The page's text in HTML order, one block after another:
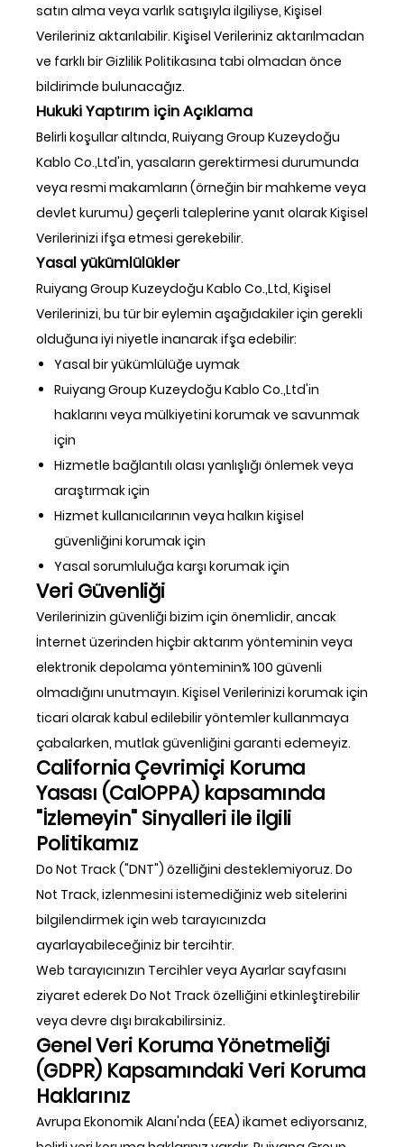
satın alma veya varlık satışıyla ilgiliyse, Kişisel
Verileriniz aktarılabilir. Kişisel Verileriniz aktarılmadan
ve farklı bir Gizlilik Politikasına tabi olmadan önce
bildirimde bulunacağız.
Hukuki Yaptırım için Açıklama
Belirli koşullar altında, Ruiyang Group Kuzeydoğu
Kablo Co.,Ltd'in, yasaların gerektirmesi durumunda
veya resmi makamların (örneğin bir mahkeme veya
devlet kurumu) geçerli taleplerine yanıt olarak Kişisel
Verilerinizi ifşa etmesi gerekebilir.
Yasal yükümlülükler
Ruiyang Group Kuzeydoğu Kablo Co.,Ltd, Kişisel
Verilerinizi, bu tür bir eylemin aşağıdakiler için gerekli
olduğuna iyi niyetle inanarak ifşa edebilir:
Yasal bir yükümlülüğe uymak
Ruiyang Group Kuzeydoğu Kablo Co.,Ltd'in
haklarını veya mülkiyetini korumak ve savunmak
için
Hizmetle bağlantılı olası yanlışlığı önlemek veya
araştırmak için
Hizmet kullanıcılarının veya halkın kişisel
güvenliğini korumak için
Yasal sorumluluğa karşı korumak için
Veri Güvenliği
Verilerinizin güvenliği bizim için önemlidir, ancak
İnternet üzerinden hiçbir aktarım yönteminin veya
elektronik depolama yönteminin% 100 güvenli
olmadığını unutmayın. Kişisel Verilerinizi korumak için
ticari olarak kabul edilebilir yöntemler kullanmaya
çabalarken, mutlak güvenliğini garanti edemeyiz.
California Çevrimiçi Koruma
Yasası (CalOPPA) kapsamında
"İzlemeyin" Sinyalleri ile ilgili
Politikamız
Do Not Track ("DNT") özelliğini desteklemiyoruz. Do
Not Track, izlenmesini istemediğiniz web sitelerini
bilgilendirmek için web tarayıcınızda
ayarlayabileceğiniz bir tercihtir.
Web tarayıcınızın Tercihler veya Ayarlar sayfasını
ziyaret ederek Do Not Track özelliğini etkinleştirebilir
veya devre dışı bırakabilirsiniz.
Genel Veri Koruma Yönetmeliği
(GDPR) Kapsamındaki Veri Koruma
Haklarınız
Avrupa Ekonomik Alanı'nda (EEA) ikamet ediyorsanız,